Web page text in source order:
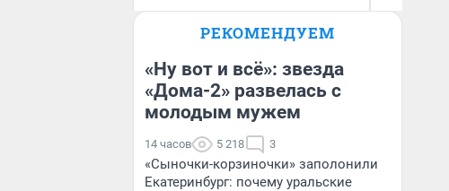
Наталья Шорохова
деньги соцразвития
РЕКОМЕНДУЕМ
«Ну вот и всё»: звезда
«Дома-2» развелась с
молодым мужем
14 часов 5 218 3
«Сыночки-корзиночки» заполонили
Екатеринбург: почему уральские